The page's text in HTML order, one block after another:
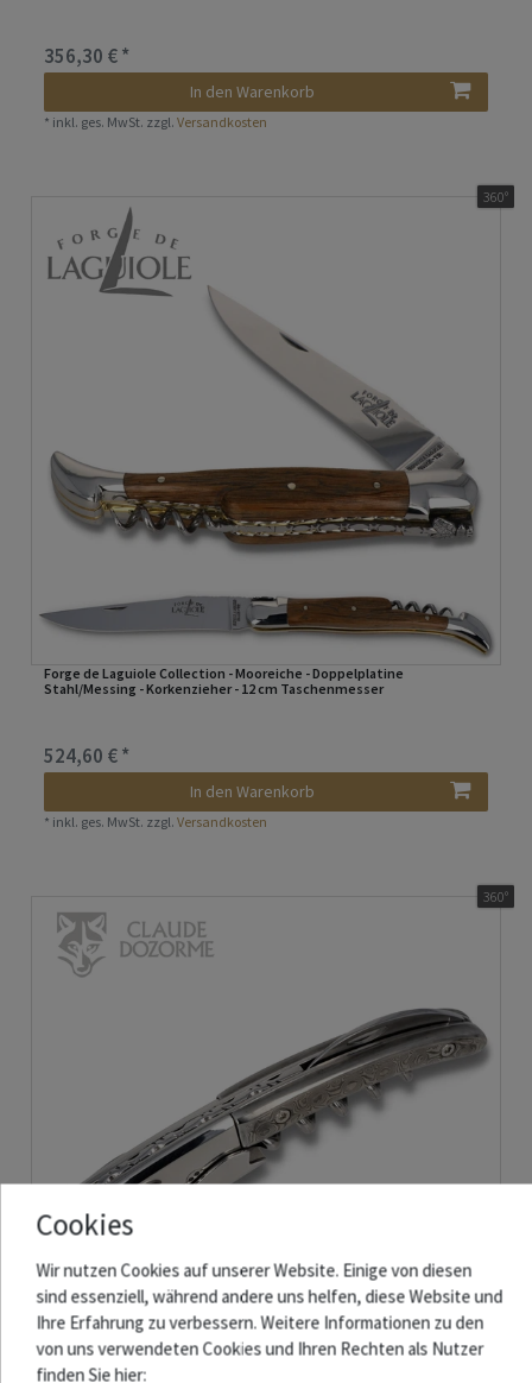
356,30 € *
In den Warenkorb
* inkl. ges. MwSt. zzgl.Versandkosten
Forge de Laguiole Collection - Mooreiche - Doppelplatine
Stahl/Messing - Korkenzieher - 12 cm Taschenmesser
524,60 € *
360°
In den Warenkorb
* inkl. ges. MwSt. zzgl.Versandkosten
Claude Dozorme - Clos Laguiole Kellnermesser Sommelier - Griff
360°
Cookies
Wir nutzen Cookies auf unserer Website. Einige von diesen
sind essenziell, während andere uns helfen, diese Website und
Ihre Erfahrung zu verbessern. Weitere Informationen zu den
von uns verwendeten Cookies und Ihren Rechten als Nutzer
finden Sie hier: